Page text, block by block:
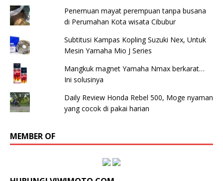
Penemuan mayat perempuan tanpa busana
di Perumahan Kota wisata Cibubur
Subtitusi Kampas Kopling Suzuki Nex, Untuk
Mesin Yamaha Mio J Series
Mangkuk magnet Yamaha Nmax berkarat…
Ini solusinya
Daily Review Honda Rebel 500, Moge nyaman
yang cocok di pakai harian
MEMBER OF